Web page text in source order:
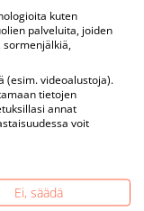
kuten
palveluita, joiden
sormenjälkiä,
(esim. videoalustoja).
tietojen
annat
voit
Ei, säädä